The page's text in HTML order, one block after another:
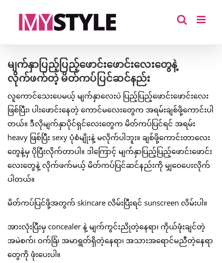
မျက်နှာပြည့်ပြည့်ဖောင်းဖောင်းလေးတွေနဲ့
လိုက်ဖက်တဲ့ မိတ်ကပ်ပြင်ဆင်နည်း
လူကောင်သေးပေမယ့် မျက်နှာလေးပဲ ပြည့်ပြည့်ဖောင်းဖောင်းလေး
ဖြစ်ပြီး၊ ပါးဖောင်းနေတဲ့ ကောင်မလေးတွေက အရမ်းချစ်ဖို့ကောင်းပါ
တယ်။ ဒီလိုမျက်နှာပိုင်ရှင်လေးတွေက မိတ်ကပ်ပြင်ရင် အရမ်း
heavy ဖြစ်ပြီး sexy ပုံစံမျိုးနဲ့ မလိုက်ပါဘူး။ ချစ်ဖို့ကောင်းတာလေး
တွေနဲ့မှ ပိုပြီးလိုက်တာပါ။ ဒါကြောင့် မျက်နှာပြည့်ပြည့်ဖောင်းဖောင်း
လေးတွေနဲ့ လိုက်ဖက်မယ့် မိတ်ကပ်ပြင်ဆင်နည်းကို မျှဝေပေးလိုက်
ပါတယ်။
မိတ်ကပ်ပြင်ဖို့အတွက် skincare လိမ်းပြီးရင် sunscreen လိမ်းပါ။
အားလုံးပြီးမှ concealer နဲ့ မျက်ကွင်းညိုတဲ့နေရာ၊ ကိုယ်ဖုံးချင်တဲ့
အမဲစက်၊ ဝက်ခြံ၊ အမာရွတ်ရှိတဲ့နေရာ၊ အသားအရောင်မညီတဲ့နေရာ
တွေကို ဖုံးပေးပါ။